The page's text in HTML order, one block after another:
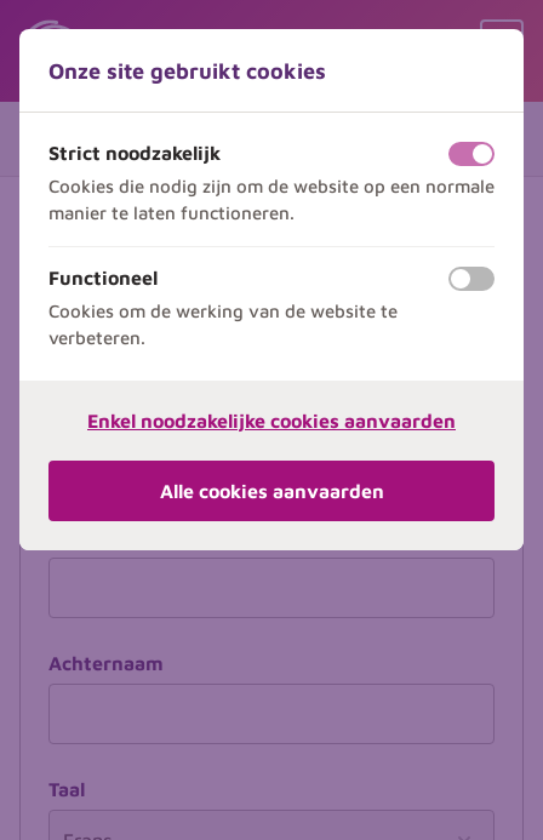
Inhoud overslaan
Taalkeuze overslaan
1 van 2
Schrijf hier één of meerdere deelnemers in
voor deze opleiding.
Achternaam
Taal
Onze site gebruikt cookies
Strict noodzakelijk
Cookies die nodig zijn om de website op een normale
manier te laten functioneren.
uit aan
Functioneel
Cookies om de werking van de website te
verbeteren.
uit aan
Enkel noodzakelijke cookies aanvaarden
Alle cookies aanvaarden